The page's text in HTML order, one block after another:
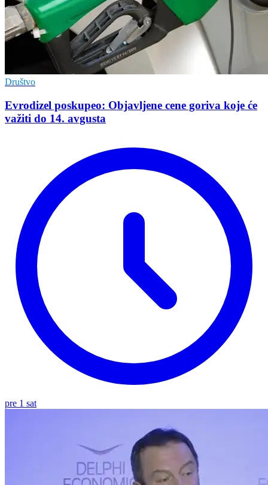
Društvo
Evrodizel poskupeo: Objavljene cene goriva koje će
važiti do 14. avgusta
pre 1 sat